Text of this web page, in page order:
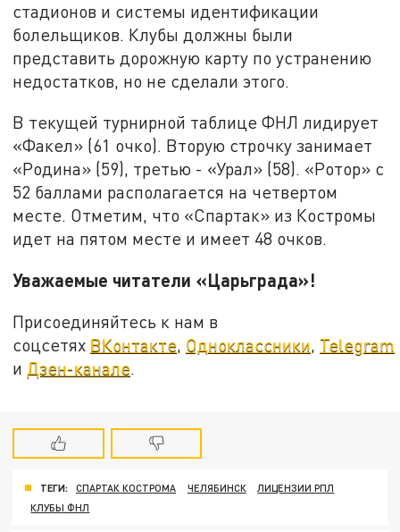
стадионов и системы идентификации
болельщиков. Клубы должны были
представить дорожную карту по устранению
недостатков, но не сделали этого.
В текущей турнирной таблице ФНЛ лидирует
«Факел» (61 очко). Вторую строчку занимает
«Родина» (59), третью - «Урал» (58). «Ротор» с
52 баллами располагается на четвертом
месте. Отметим, что «Спартак» из Костромы
идет на пятом месте и имеет 48 очков.
Уважаемые читатели «Царьграда»!
Присоединяйтесь к нам в
соцсетях ВКонтакте Одноклассники Telegram
и Дзен-канале
ТЕГИ: СПАРТАК КОСТРОМА ЧЕЛЯБИНСК
ЛИЦЕНЗИИ РПЛ
КЛУБЫ ФНЛ